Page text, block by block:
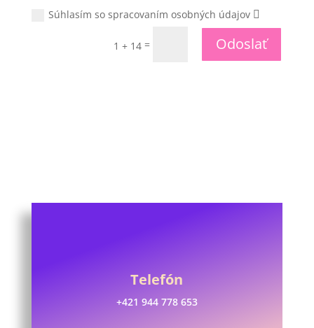
Súhlasím so spracovaním osobných údajov
1 + 14 = Odoslať
Telefón
+421 944 778 653